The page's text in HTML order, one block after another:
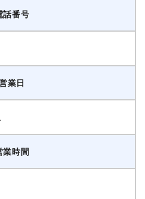
話番号
業日
業時間